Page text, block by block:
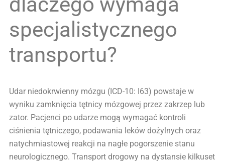
specjalistycznego
transportu?
Udar niedokrwienny mózgu (ICD-10: I63) powstaje w
wyniku zamknięcia tętnicy mózgowej przez zakrzep lub
zator. Pacjenci po udarze mogą wymagać kontroli
ciśnienia tętniczego, podawania leków dożylnych oraz
natychmiastowej reakcji na nagłe pogorszenie stanu
neurologicznego. Transport drogowy na dystansie kilkuset